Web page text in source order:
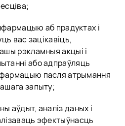
аб прадуктах і
вас зацікавіць,
рэкламныя акцыі і
або адпраўляць
пасля атрымання
запыту;
аўдыт, аналіз даных і
эфектыўнасць